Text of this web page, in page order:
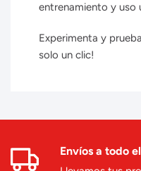
entrenamiento y uso
Experimenta y
solo un clic!
Envíos a todo